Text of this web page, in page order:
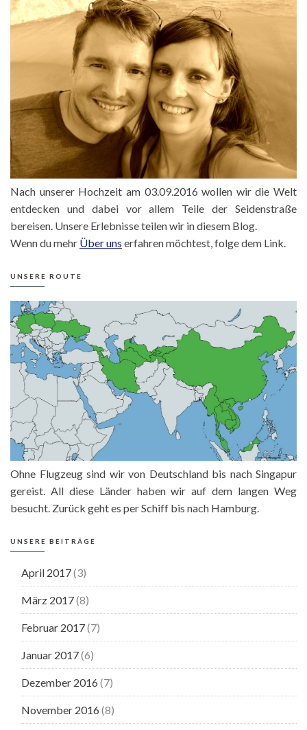
Nach unserer Hochzeit am 03.09.2016 wollen wir die Welt
entdecken und dabei vor allem Teile der Seidenstraße
bereisen. Unsere Erlebnisse teilen wir in diesem Blog.
Wenn du mehr Über uns erfahren möchtest, folge dem Link.
UNSERE ROUTE
Ohne Flugzeug sind wir von Deutschland bis nach Singapur
gereist. All diese Länder haben wir auf dem langen Weg
besucht. Zurück geht es per Schiff bis nach Hamburg.
UNSERE BEITRÄGE
April 2017(3)
März 2017(8)
Februar 2017(7)
Januar 2017(6)
Dezember 2016 (7)
November 2016 (8)